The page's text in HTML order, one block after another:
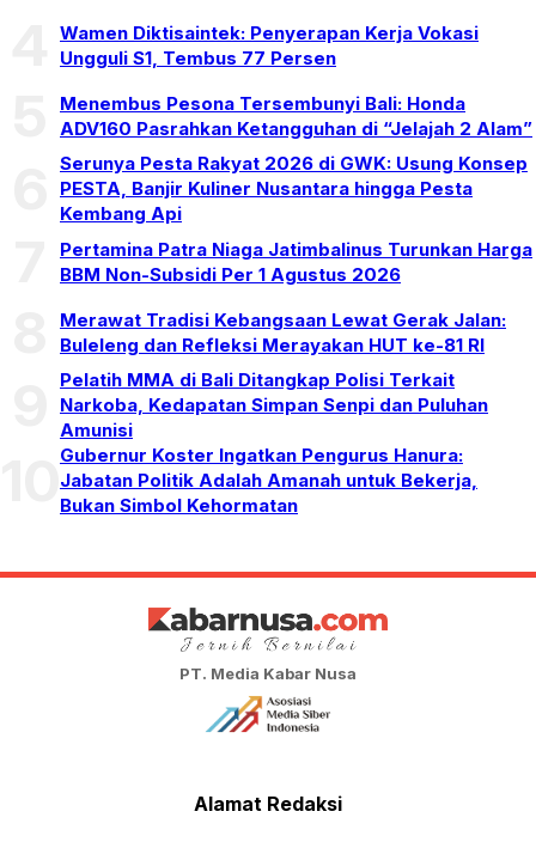
Wamen Diktisaintek: Penyerapan Kerja Vokasi
Ungguli S1, Tembus 77 Persen
Menembus Pesona Tersembunyi Bali: Honda
ADV160 Pasrahkan Ketangguhan di “Jelajah 2 Alam”
Serunya Pesta Rakyat 2026 di GWK: Usung Konsep
PESTA, Banjir Kuliner Nusantara hingga Pesta
Kembang Api
Pertamina Patra Niaga Jatimbalinus Turunkan Harga
BBM Non-Subsidi Per 1 Agustus 2026
Merawat Tradisi Kebangsaan Lewat Gerak Jalan:
Buleleng dan Refleksi Merayakan HUT ke-81 RI
Pelatih MMA di Bali Ditangkap Polisi Terkait
Narkoba, Kedapatan Simpan Senpi dan Puluhan
Amunisi
Gubernur Koster Ingatkan Pengurus Hanura:
Jabatan Politik Adalah Amanah untuk Bekerja,
Bukan Simbol Kehormatan
PT. Media Kabar Nusa
Alamat Redaksi